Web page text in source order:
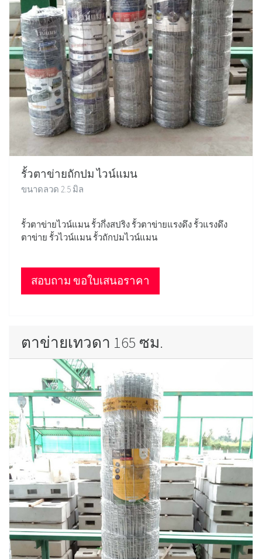
รั้วตาข่ายถักปม ไวน์แมน
ขนาดลวด 2.5 มิล
รั้วตาข่ายไวน์แมน รั้วกึ่งสปริง รั้วตาข่ายแรงดึง รั้วแรงดึง
ตาข่าย รั้วไวน์แมน รั้วถักปมไวน์แมน
สอบถาม ขอใบเสนอราคา
ตาข่ายเทวดา 165 ซม.